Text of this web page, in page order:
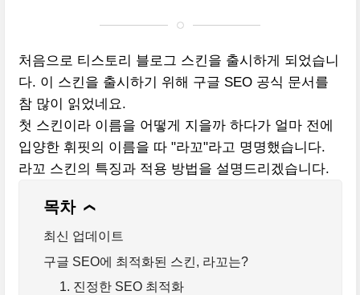
처음으로 티스토리 블로그 스킨을 출시하게 되었습니
다. 이 스킨을 출시하기 위해 구글 SEO 공식 문서를
참 많이 읽었네요.
첫 스킨이라 이름을 어떻게 지을까 하다가 얼마 전에
입양한 휘핏의 이름을 따 "라꼬"라고 명명했습니다.
라꼬 스킨의 특징과 적용 방법을 설명드리겠습니다.
목차 ❯
최신 업데이트
구글 SEO에 최적화된 스킨, 라꼬는?
1. 진정한 SEO 최적화